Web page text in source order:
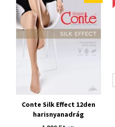
Conte Silk Effect 12den
harisnyanadrág